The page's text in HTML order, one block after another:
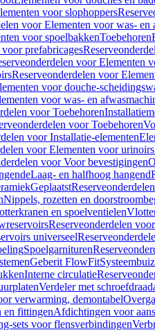
voor slophoppers
voor Elementen voor was- en
voor spoelbakkenToebehoren
prefabricages
voor Elementen
Reserveonderdelen voor
voor douche-
voor was- en
voor Toebehoren
voor Toebehoren
voor Installatie-elementen
voor Elementen voor urinoirs
voor Voor bevestigingen
Laag- en halfhoog hangend
Geplaatst
Nippels, rozetten en
en spoelventielen
Reserveonderdelen
universeel
Spoelgarnituren
Geberit FlowFit
Interne circulatie
Verdeler met
verwarming, demontabel
en fittingenAfdichtingen voor
sets voor flensverbindingen